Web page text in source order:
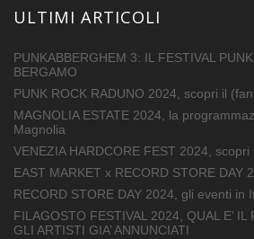
ULTIMI ARTICOLI
PUNKABBERGHEM 3: IL FESTIVAL
BERGAMO
PUNK ROCK RADUNO 2024, scopri il
MAGNOLIA ESTATE 2024, la
Magnolia
VENEZIA HARDCORE FEST 2024,
EAST MARKET x RECORD STORE DAY
RECORD STORE DAY 2024, gli eventi in
FILAGOSTO FESTIVAL 2024, QUAL E’
GLI ARTISTI GIA’ ANNUNCIATI